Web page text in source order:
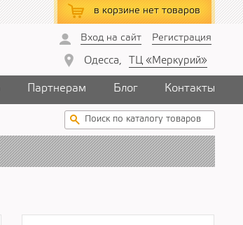
в корзине нет товаров
Вход на сайт Регистрация
Одесса, ТЦ «Меркурий»
Партнерам Блог Контакты